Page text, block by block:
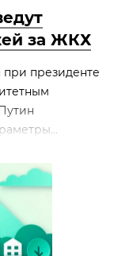
за ЖКХ
при президенте